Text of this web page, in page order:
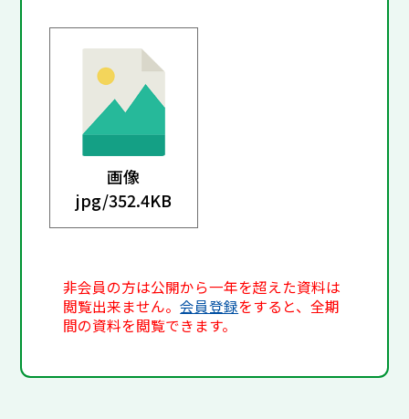
画像
jpg/352.4KB
非会員の方は公開から一年を超えた資料は
閲覧出来ません。会員登録をすると、全期
間の資料を閲覧できます。